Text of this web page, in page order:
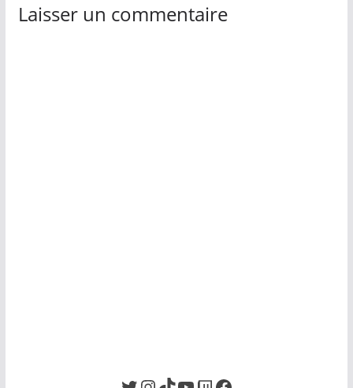
Laisser un commentaire